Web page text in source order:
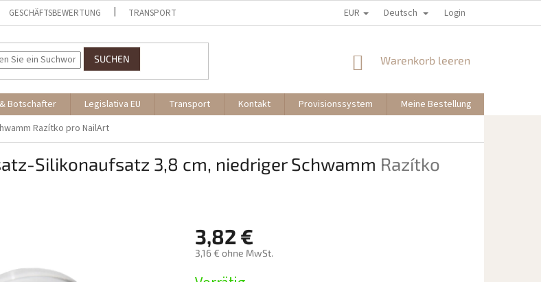
GESCHÄFTSBEWERTUNG TRANSPORT EUR Deutsch Login
SUCHEN WARENKORB
Warenkorb leeren
Botschafter Legislativa EU Transport Kontakt Provisionssystem
Meine Bestellung
Razítko pro NailArt
Silikonaufsatz 3,8 cm, niedriger Schwamm Razítko
3,82 €
3,16 € ohne MwSt.